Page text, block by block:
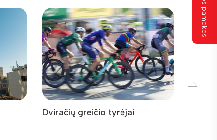
Dviračių greičio tyrėjai
Visos pamokos